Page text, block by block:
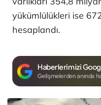
yükümlülükleri ise
hesaplandı.
Haberlerimizi
Gelişmelerden anında